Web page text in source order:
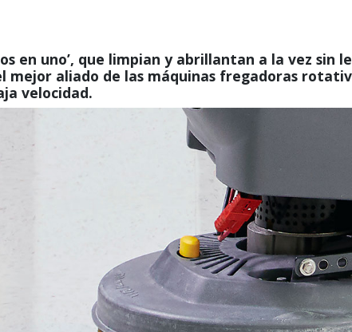
en uno’, que limpian y abrillantan a la vez sin
mejor aliado de las máquinas fregadoras
velocidad.